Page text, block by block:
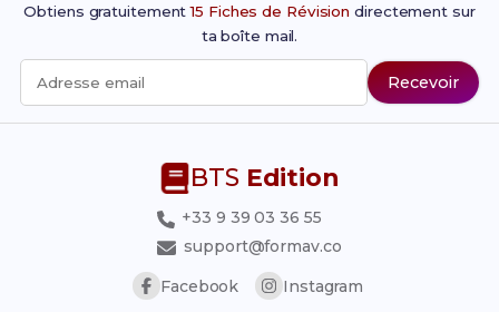
Obtiens gratuitement15 Fiches de Révision directement sur
ta boîte mail.
Adresse email Recevoir
BTS Edition
+33 9 39 03 36 55
support@formav.co
Facebook
Instagram